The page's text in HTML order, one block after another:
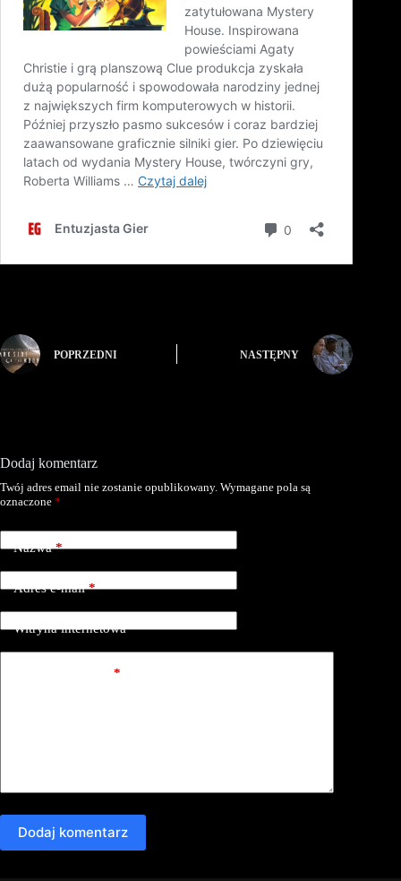
POPRZEDNI NASTĘPNY
Dodaj komentarz
Twój adres email nie zostanie opublikowany. Wymagane pola są
oznaczone *
Nazwa*
Adres e-mail*
Witryna internetowa
*
Dodaj komentarz